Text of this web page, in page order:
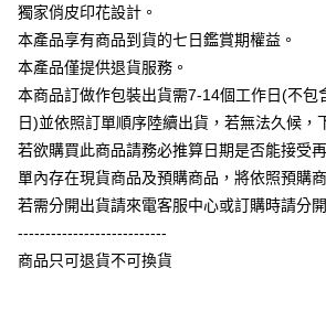
4.訂單成立30分鐘內，如未前往確認交易或遇審核
消。如遇「轉專審核」未通過狀況，表示未達大哥
法說明評估內容。
【繳款方式說明】
1.分期款項不併入電信帳單，「大哥付你分期」於
2.透過簡訊連結打開帳單後，可選擇「超商條碼／
帳／街口支付／iPASS MONEY」等通路繳費。
【注意事項】
1.本服務係由「台灣大哥大股份有限公司」（以下
2.基於同意付款使用「大哥付你分期」之契約關係
１．簡單：不需註冊會員、不需綁卡、不需儲值。
２．便利：只要手機號碼，簡訊認證，即可結帳。
３．安心：先確認商品／服務後，再付款。
【「AFTEE先享後付」結帳流程】
１．於結帳方式選擇「AFTEE先享後付」後，將跳
２．訂單成立數日內，您將收到繳費通知簡訊。
３．收到繳費通知簡訊後14天內，點擊此簡訊中的
ATM／網路銀行／等多元方式進行付款，方視為交
※ 請注意：結帳手續完成當下不需立刻繳費，但若
購買商品的店家。未經商家同意取消之訂單仍視為
後付繳納相關費用。
運送方式
全家付款取貨
每筆NT$65，滿NT$899(含以上)免運費
付款後全家取貨
7-11付款取貨
每筆NT$65，滿NT$899(含以上)免運費
獨家俏皮印花設計。
本產品享有商品到貨的七日鑑賞期權益。
本產品僅提供退貨服務。
本商品訂做作包裝出貨需7-14個工作日(不包
日)並依照訂單順序陸續出貨，若無法久候，
若欲購買此商品請務必推算日期是否能接受
單內存在現貨商品及預購商品，將依照預購
若需分開出貨請來電客服中心或訂購時請分
---------------------------
商品只可退貨不可換貨